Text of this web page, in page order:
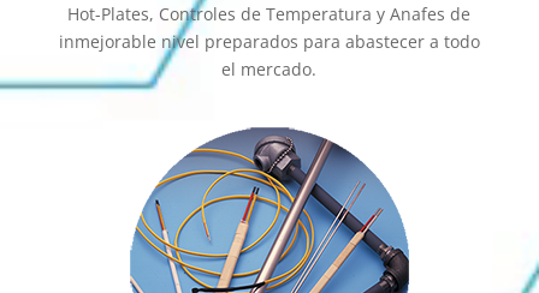
Hot-Plates, Controles de Temperatura y Anafes de
inmejorable nivel preparados para abastecer a todo
el mercado.